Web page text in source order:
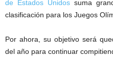
de Estados Unidos suma
clasificación para los Juegos
Por ahora, su objetivo será
del año para continuar